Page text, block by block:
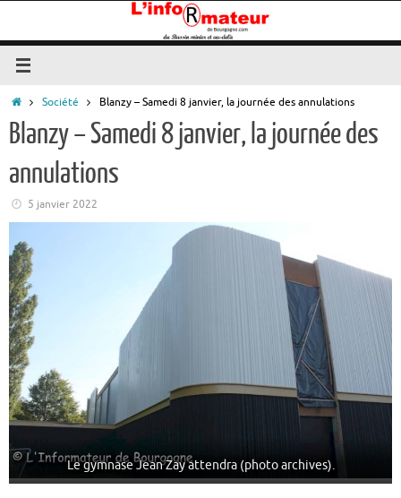
contenu
Accueil
Société Blanzy – Samedi 8 janvier, la journée des annulations
Blanzy – Samedi 8 janvier, la journée des
annulations
5 janvier 2022
Le gymnase Jean Zay attendra (photo archives).